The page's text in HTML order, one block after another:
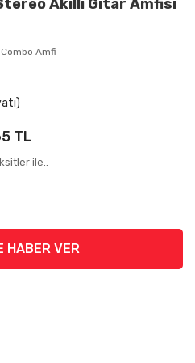
Akıllı Gitar Amfisi
Amfi
TL
ile..
HABER VER